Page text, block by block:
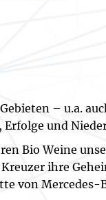
– u.a.
und
Bio Weine
ihre
von